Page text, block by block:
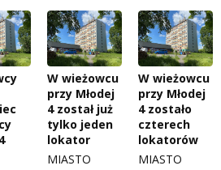
W wieżowcu
przy Młodej
4 został już
tylko jeden
lokator
MIASTO
W wieżowcu
przy Młodej
4 zostało
czterech
lokatorów
MIASTO